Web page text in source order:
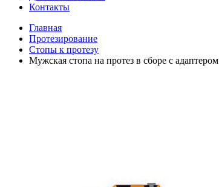
Контакты
Главная
Протезирование
Стопы к протезу
Мужская стопа на протез в сборе с адаптером